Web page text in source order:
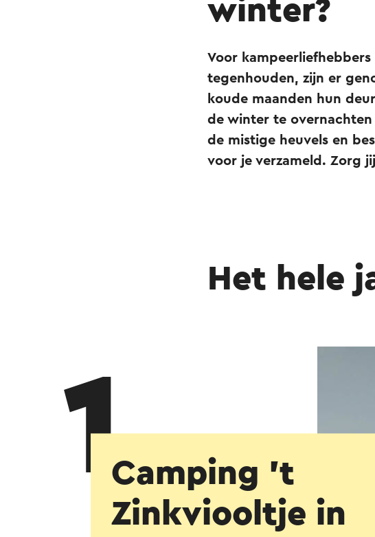
winter?
Voor
tegenhouden, zijn er
koude maanden hun
de winter te
de mistige heuvels en
voor je verzameld. Zorg
Het hele
1Camping 't
Zinkviooltje in